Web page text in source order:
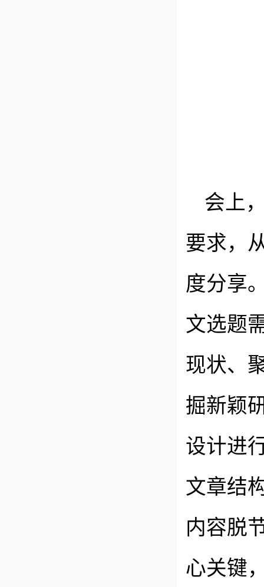
会上
要求，
度分享
文选题
现状、
掘新颖
设计进
文章结
内容脱
心关键